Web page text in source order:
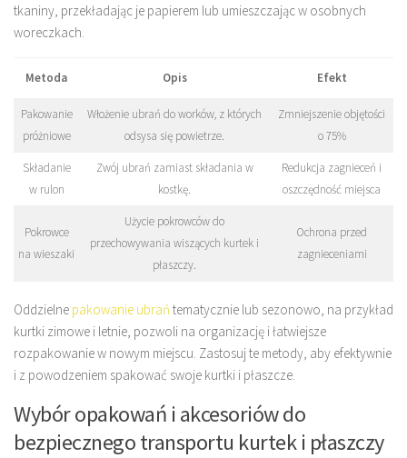
tkaniny, przekładając je papierem lub umieszczając w osobnych
woreczkach.
Metoda Opis Efekt
Pakowanie
próżniowe
Włożenie ubrań do worków, z których
odsysa się powietrze.
Zmniejszenie objętości
o 75%
Składanie
w rulon
Zwój ubrań zamiast składania w
kostkę.
Redukcja zagnieceń i
oszczędność miejsca
Pokrowce
na wieszaki
Użycie pokrowców do
przechowywania wiszących kurtek i
płaszczy.
Ochrona przed
zagnieceniami
Oddzielne pakowanie ubrań tematycznie lub sezonowo, na przykład
kurtki zimowe i letnie, pozwoli na organizację i łatwiejsze
rozpakowanie w nowym miejscu. Zastosuj te metody, aby efektywnie
i z powodzeniem spakować swoje kurtki i płaszcze.
Wybór opakowań i akcesoriów do
bezpiecznego transportu kurtek i płaszczy